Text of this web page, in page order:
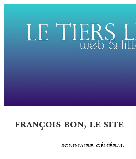
françois bon, le site
sommaire général